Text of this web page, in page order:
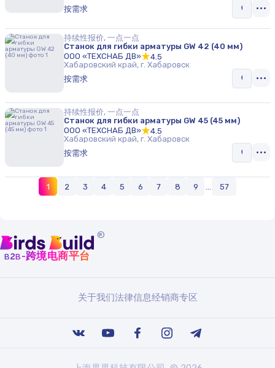
按需求
持续性报价, 一点一点
Станок для гибки арматуры GW 42 (40 мм)
ООО «ТЕХСНАБ ДВ»
4.5
Хабаровский край, г. Хабаровск
按需求
持续性报价, 一点一点
Станок для гибки арматуры GW 45 (45 мм)
ООО «ТЕХСНАБ ДВ»
4.5
Хабаровский край, г. Хабаровск
按需求
1 2 3 4 5 6 7 8 9 57
®
b2b-跨境电商平台
关于我们法律信息经销商专区